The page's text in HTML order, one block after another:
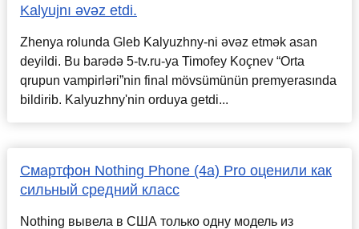
Kalyujnı əvəz etdi.
Zhenya rolunda Gleb Kalyuzhny-ni əvəz etmək asan
deyildi. Bu barədə 5-tv.ru-ya Timofey Koçnev “Orta
qrupun vampirləri”nin final mövsümünün premyerasında
bildirib. Kalyuzhny'nin orduya getdi...
Смартфон Nothing Phone (4a) Pro оценили как
сильный средний класс
Nothing вывела в США только одну модель из